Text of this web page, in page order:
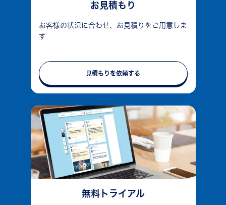
お見積もり
お客様の状況に合わせ、お見積りをご用意しま
す
見積もりを依頼する
無料トライアル